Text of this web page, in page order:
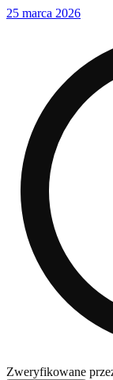
25 marca 2026
Zweryfikowane